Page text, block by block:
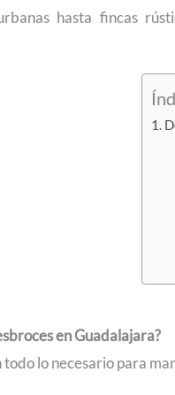
hasta fincas
en Guadalajara?
lo necesario para